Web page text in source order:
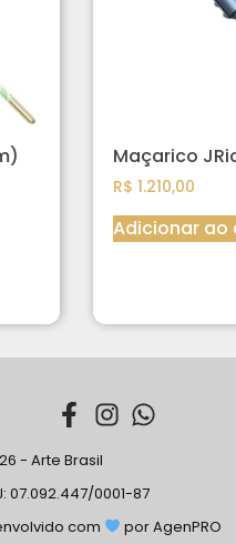
Maçarico
R$ 1.210,00
Adicionar ao
- Arte Brasil
07.092.447/0001-87
com
por AgenPRO